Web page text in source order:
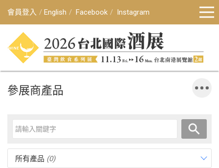
會員登入 English Facebook Instagram
參展商產品
所有產品 (0)